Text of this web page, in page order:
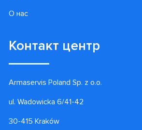
О нас
Контакт центр
Armaservis Poland Sp. z o.o.
ul. Wadowicka 6/41-42
30-415 Kraków